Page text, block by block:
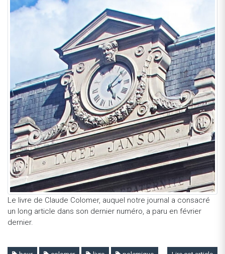
Le livre de Claude Colomer, auquel notre journal a consacré
un long article dans son dernier numéro, a paru en février
dernier.